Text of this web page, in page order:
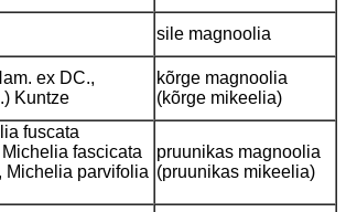
sile magnoolia
ex DC.,
Kuntze
kõrge magnoolia
(kõrge mikeelia)
fuscata
fascicata
Michelia parvifolia
pruunikas magnoolia
(pruunikas mikeelia)